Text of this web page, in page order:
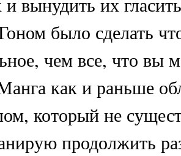
было сделать
чем все, что вы
как и раньше
который не
продолжить